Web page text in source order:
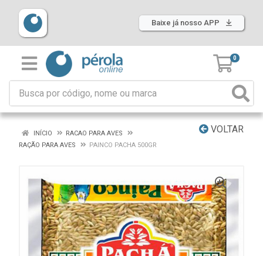
Baixe já nosso APP
0
VOLTAR
INÍCIO
RACAO PARA AVES
RAÇÃO PARA AVES
PAINCO PACHA 500GR